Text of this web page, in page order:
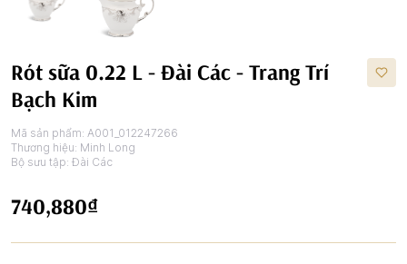
Rót sữa 0.22 L - Đài Các - Trang Trí
Bạch Kim
Mã sản phẩm: A001_012247266
Thương hiệu: Minh Long
Bộ sưu tập: Đài Các
740,880₫